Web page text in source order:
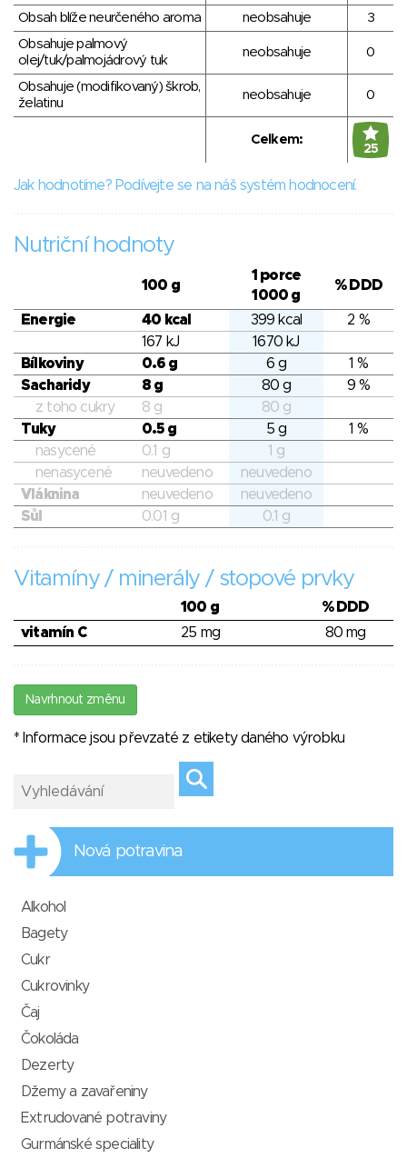
Obsah blíže neurčeného aroma neobsahuje
3
Obsahuje palmový
olej/tuk/palmojádrový tuk
neobsahuje 0
Obsahuje (modifikovaný) škrob,
želatinu
neobsahuje 0
Celkem:
25
Jak hodnotíme? Podívejte se na náš systém hodnocení.
Nutriční hodnoty
100 g
1 porce
1000 g
% DDD
Energie 40 kcal 399 kcal
2 %
167 kJ
1670 kJ
Bílkoviny
0.6 g 6 g
1 %
Sacharidy
8 g 80 g
9 %
z toho cukry
8 g
80 g
Tuky
0.5 g 5 g
1 %
nasycené
0.1 g
1 g
nenasycené
neuvedeno
neuvedeno
Vláknina
neuvedeno
neuvedeno
Sůl
0.01 g 0.1 g
Vitamíny / minerály / stopové prvky
100 g
% DDD
vitamín C
25 mg 80 mg
Navrhnout změnu
* Informace jsou převzaté z etikety daného výrobku
Nová potravina
Alkohol
Bagety
Cukr
Cukrovinky
Čaj
Čokoláda
Dezerty
Džemy a zavařeniny
Extrudované potraviny
Gurmánské speciality